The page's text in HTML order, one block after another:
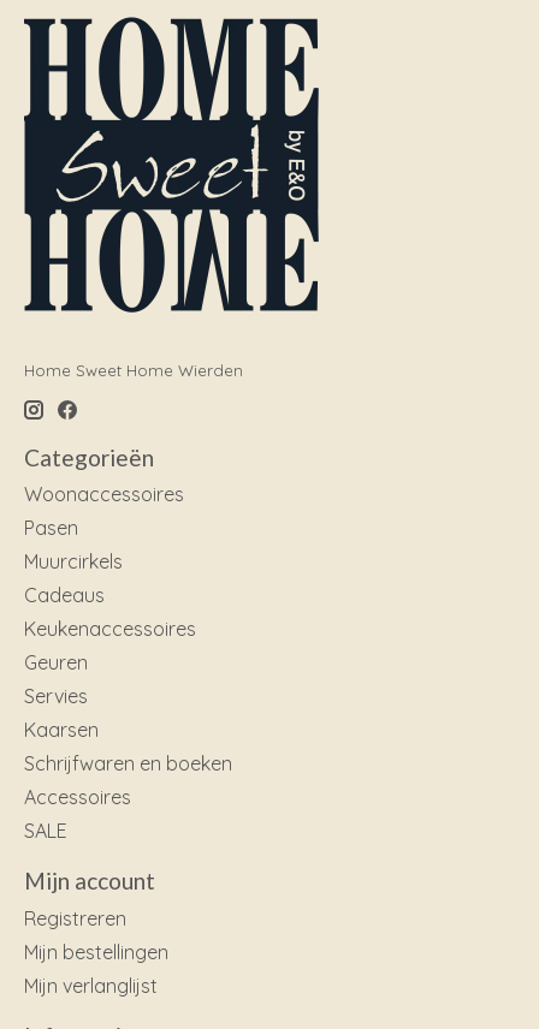
Home Sweet Home Wierden
Categorieën
Woonaccessoires
Pasen
Muurcirkels
Cadeaus
Keukenaccessoires
Geuren
Servies
Kaarsen
Schrijfwaren en boeken
Accessoires
SALE
Mijn account
Registreren
Mijn bestellingen
Mijn verlanglijst